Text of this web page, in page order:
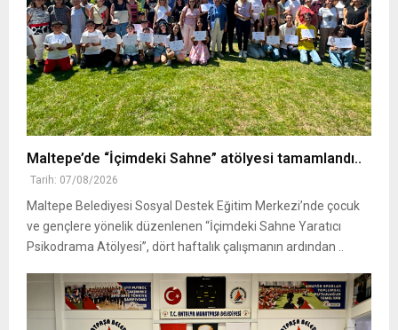
Maltepe’de “İçimdeki Sahne” atölyesi tamamlandı..
Tarih: 07/08/2026
Maltepe Belediyesi Sosyal Destek Eğitim Merkezi’nde çocuk
ve gençlere yönelik düzenlenen “İçimdeki Sahne Yaratıcı
Psikodrama Atölyesi”, dört haftalık çalışmanın ardından ..